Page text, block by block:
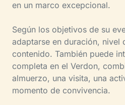
en un marco excepcional.
Según los objetivos de su
adaptarse en duración, nivel
contenido. También puede
completa en el Verdon,
almuerzo, una visita, una
momento de convivencia.